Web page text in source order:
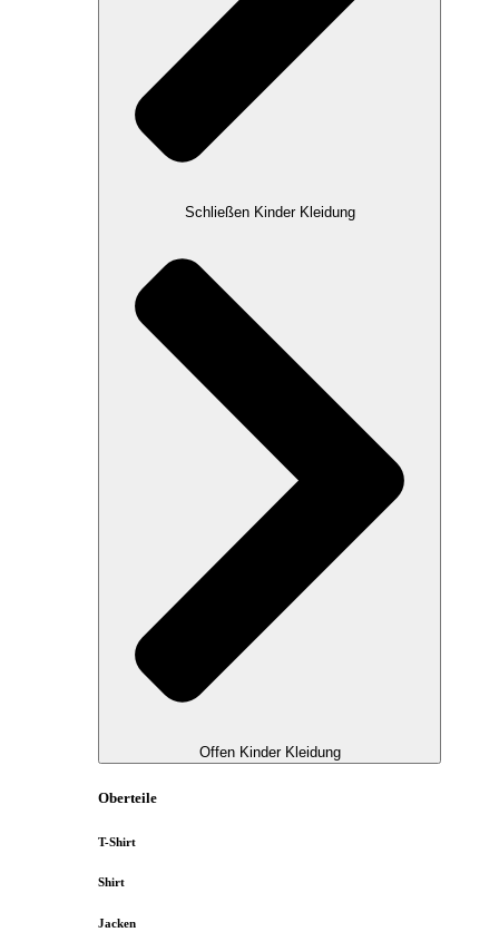
Schließen Kinder Kleidung
Offen Kinder Kleidung
Oberteile
T-Shirt
Shirt
Jacken